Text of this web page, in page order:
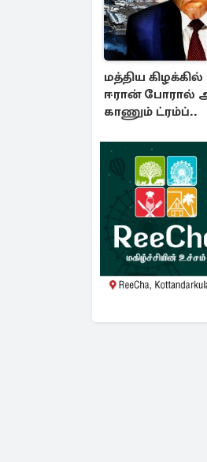
மத்திய
ஈரான் போரால்
காணும் ட்ரம்ப்..